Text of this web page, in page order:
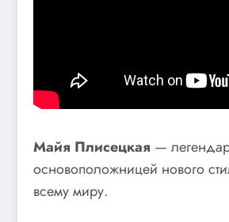
Майя Плисецкая —
основоположницей нового
всему миру.